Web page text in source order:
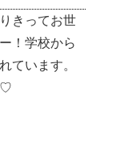
きってお世
！学校から
ています。
♡